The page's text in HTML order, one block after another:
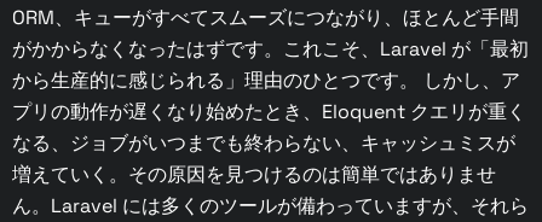
ORM、キューがすべてスムーズにつながり、ほとんど手間
がかからなくなったはずです。これこそ、Laravel が「最初
から生産的に感じられる」理由のひとつです。 しかし、ア
プリの動作が遅くなり始めたとき、Eloquent クエリが重く
なる、ジョブがいつまでも終わらない、キャッシュミスが
増えていく。その原因を見つけるのは簡単ではありませ
ん。Laravel には多くのツールが備わっていますが、それら